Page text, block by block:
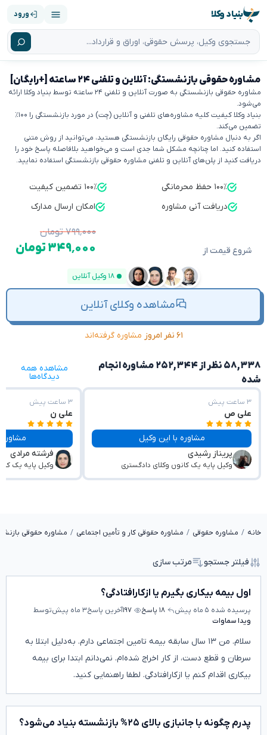
بنیاد وکلا ورود
مشاوره حقوقی بازنشستگی: آنلاین و تلفنی ۲۴ ساعته [+رایگان]
مشاوره حقوقی بازنشستگی به صورت آنلاین و تلفنی ۲۴ ساعته توسط بنیاد وکلا ارائه
می‌شود.
بنیاد وکلا کیفیت کلیه مشاوره‌های تلفنی و آنلاین (چت) در مورد بازنشستگی را ۱۰۰٪
تضمین می‌کند.
اگر به دنبال مشاوره حقوقی رایگان بازنشستگی هستید، می‌توانید از روش متنی
استفاده کنید. اما چنانچه مشکل شما جدی است و می‌خواهید بلافاصله پاسخ خود را
دریافت کنید از پلن‌های آنلاین و تلفنی مشاوره حقوقی بازنشستگی استفاده نمایید.
۱۰۰٪ حفظ محرمانگی
۱۰۰٪ تضمین کیفیت
دریافت آنی مشاوره
امکان ارسال مدارک
شروع قیمت از
۷۹۹٬۰۰۰ تومان
۳۴۹٬۰۰۰ تومان
۱۸ وکیل آنلاین
مشاهده وکلای آنلاین
۶۱ نفر امروز مشاوره گرفته‌اند
۵۸,۳۳۸ نظر از ۲۵۲,۳۴۴ مشاوره انجام
شده
مشاهده همه
دیدگاه‌ها
۳ ساعت پیش
علی ص
مشاوره با این وکیل
پریناز رشیدی
وکیل پایه یک کانون وکلای دادگستری
۳ ساعت پیش
علی ن
مشاوره با این
فرشته‌ مرادی
وکیل پایه یک
خانه مشاوره حقوقی مشاوره حقوقی کار و تأمین اجتماعی مشاوره حقوقی
فیلتر جستجو مرتب سازی
اول بیمه بیکاری بگیرم یا ازکارافتادگی؟
پرسیده شده ۵ ماه پیش ۱۸ پاسخ ۱۹۷آخرین پاسخ۳ ماه پیش
توسط
ویدا سماوات
سلام. من ۱۳ سال سابقه بیمه تامین اجتماعی دارم. به‌دلیل ابتلا به
سرطان و قطع دست، از کار اخراج شده‌ام. نمی‌دانم ابتدا برای بیمه
بیکاری اقدام کنم یا ازکارافتادگی. لطفا راهنمایی کنید.
پدرم چگونه با جانبازی بالای ۲۵% بازنشسته بنیاد می‌شود؟